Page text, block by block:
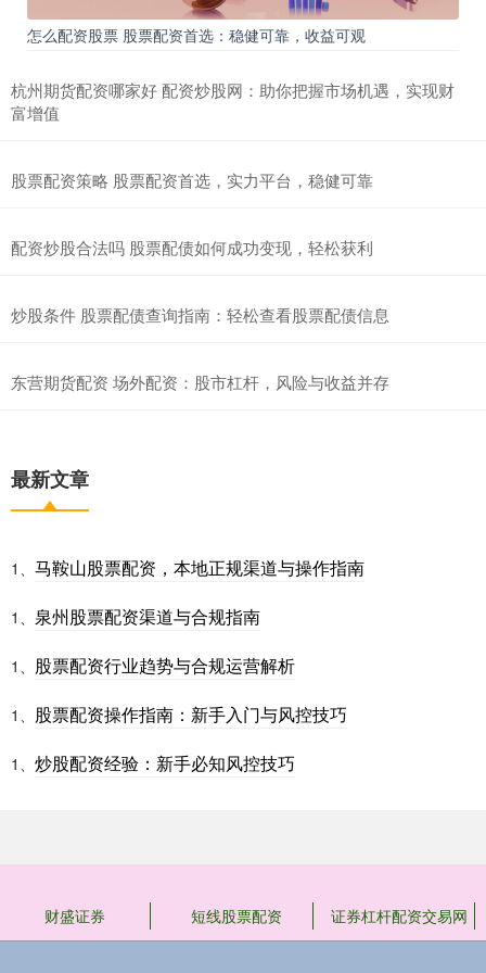
怎么配资股票 股票配资首选：稳健可靠，收益可观
杭州期货配资哪家好 配资炒股网：助你把握市场机遇，实现财
富增值
股票配资策略 股票配资首选，实力平台，稳健可靠
配资炒股合法吗 股票配债如何成功变现，轻松获利
炒股条件 股票配债查询指南：轻松查看股票配债信息
东营期货配资 场外配资：股市杠杆，风险与收益并存
最新文章
1、 马鞍山股票配资，本地正规渠道与操作指南
1、 泉州股票配资渠道与合规指南
1、 股票配资行业趋势与合规运营解析
1、 股票配资操作指南：新手入门与风控技巧
1、 炒股配资经验：新手必知风控技巧
财盛证券 短线股票配资 证券杠杆配资交易网